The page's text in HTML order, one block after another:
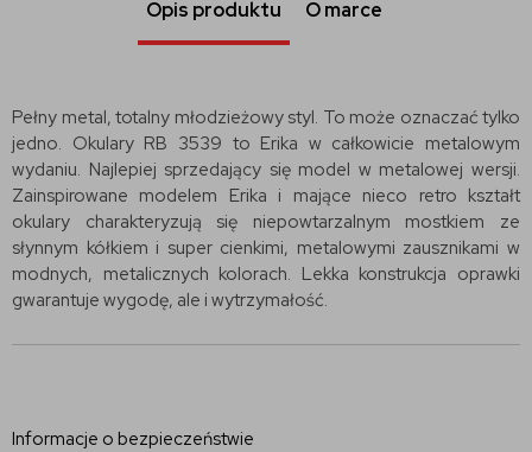
Opis produktu O marce
Pełny metal, totalny młodzieżowy styl. To może oznaczać tylko
jedno. Okulary RB 3539 to Erika w całkowicie metalowym
wydaniu. Najlepiej sprzedający się model w metalowej wersji.
Zainspirowane modelem Erika i mające nieco retro kształt
okulary charakteryzują się niepowtarzalnym mostkiem ze
słynnym kółkiem i super cienkimi, metalowymi zausznikami w
modnych, metalicznych kolorach. Lekka konstrukcja oprawki
gwarantuje wygodę, ale i wytrzymałość.
Informacje o bezpieczeństwie